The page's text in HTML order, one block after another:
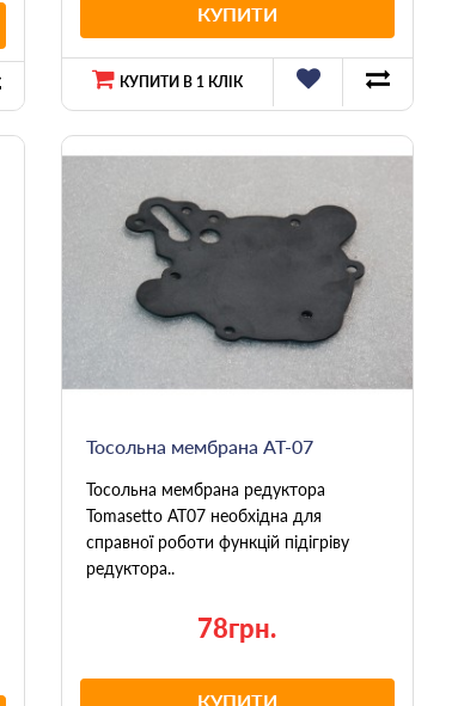
КУПИТИ
КУПИТИ В 1 КЛІК
Тосольна мембрана AT-07
Тосольна мембрана редуктора
Tomasetto AT07 необхідна для
справної роботи функцій підігріву
редуктора..
78грн.
КУПИТИ